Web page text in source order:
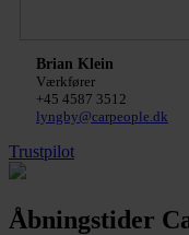
Brian Klein
Værkfører
+45 4587 3512
lyngby@carpeople.dk
Trustpilot
Åbningstider